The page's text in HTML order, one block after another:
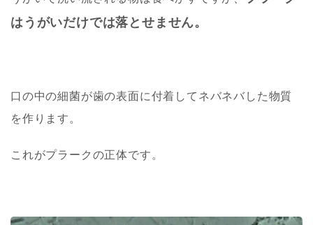
はうがいだけでは落とせません。
口の中の細菌が歯の表面に付着してネバネバした物質
を作ります。
これがプラークの正体です。